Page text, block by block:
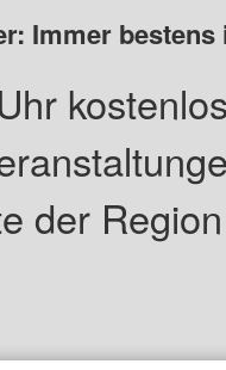
Immer
der